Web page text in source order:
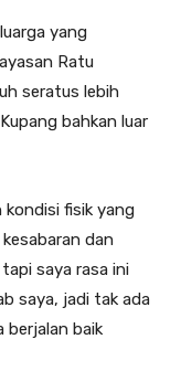
yang
Ratu
seratus lebih
bahkan luar
kondisi fisik yang
dan
saya rasa ini
saya, jadi tak ada
berjalan baik